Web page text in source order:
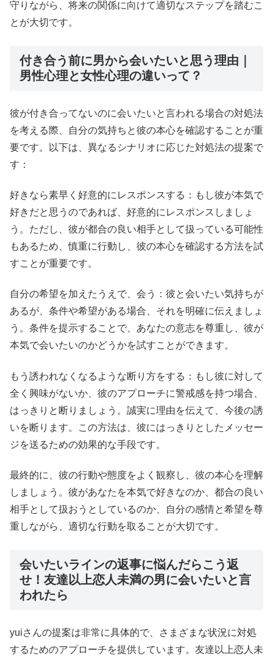
守りながら、将来の関係に向けて適切なステップを踏むこ
とが大切です。
付き合う前に男から会いたいと思う理由｜
男性心理と女性心理の違いって？
彼が付き合ってないのに会いたいと言われる場合の対処法
を考える際、自分の気持ちと彼の本心を確認することが重
要です。以下は、異なるシナリオに応じた対処法の提案で
す：
好きなら素早く好意的にレスポンスする：もし彼が本気で
好きだと思うのであれば、好意的にレスポンスしましょ
う。ただし、彼が都合の良い相手として扱っている可能性
もあるため、慎重に行動し、彼の本心を確認する方法を試
すことが重要です。
自分の希望を加えたうえで、会う：彼と会いたい気持ちが
あるが、条件や希望がある場合、それを明確に伝えましょ
う。条件を提示することで、あなたの意志を尊重し、彼が
本気で会いたいのかどうかを試すことができます。
もう誘われなくなるような断り方をする：もし彼に対して
全く興味がないか、彼のアプローチに警戒感を持つ場合、
はっきりと断りましょう。誠実に理由を伝えて、今後の誘
いを断ります。この方法は、彼にはっきりとしたメッセー
ジを送るための効果的な手段です。
最終的に、彼の行動や態度をよく観察し、彼の本心を理解
しましょう。彼があなたを本気で好きなのか、都合の良い
相手として扱おうとしているのか、自分の感情と希望を尊
重しながら、適切な行動を取ることが大切です。
会いたいラインの返事に悩んだらこう返
せ！友達以上恋人未満の男に会いたいと言
われたら
yuiさんの提案は非常に具体的で、さまざまな状況に対処
するためのアプローチを提供しています。友達以上恋人未